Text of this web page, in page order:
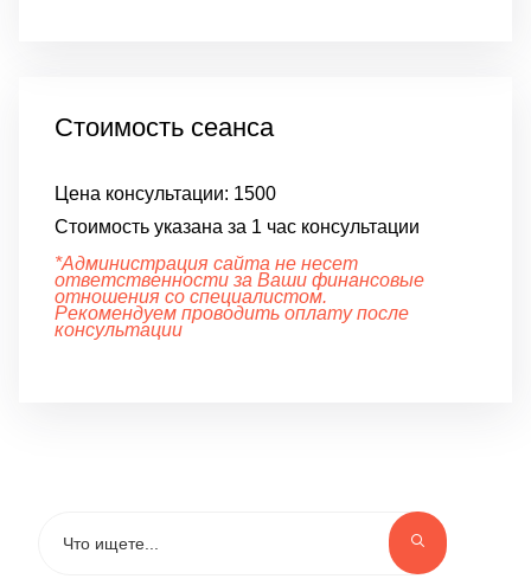
Стоимость сеанса
Цена консультации: 1500
Стоимость указана за 1 час консультации
*Администрация сайта не несет
ответственности за Ваши финансовые
отношения со специалистом.
Рекомендуем проводить оплату после
консультации